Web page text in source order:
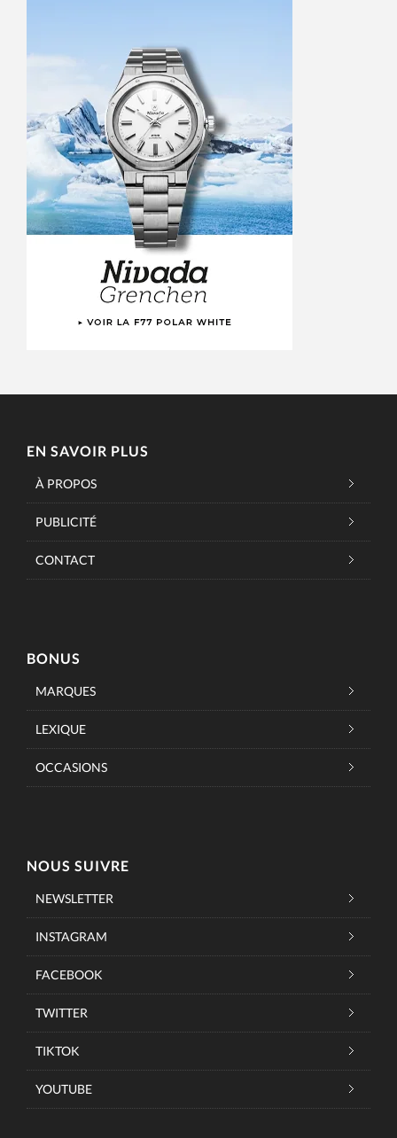
EN SAVOIR PLUS
À PROPOS
PUBLICITÉ
CONTACT
BONUS
MARQUES
LEXIQUE
OCCASIONS
NOUS SUIVRE
NEWSLETTER
INSTAGRAM
FACEBOOK
TWITTER
TIKTOK
YOUTUBE